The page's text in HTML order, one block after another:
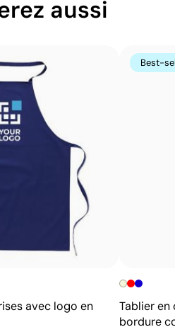
aussi
avec logo en
Best-
Tablier
bordure